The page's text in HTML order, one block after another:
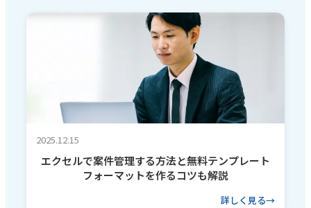
2025.12.15
エクセルで案件管理する方法と無料テンプレート
フォーマットを作るコツも解説
詳しく見る